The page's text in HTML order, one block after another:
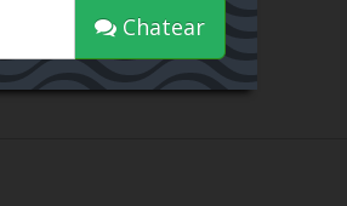
Chatear